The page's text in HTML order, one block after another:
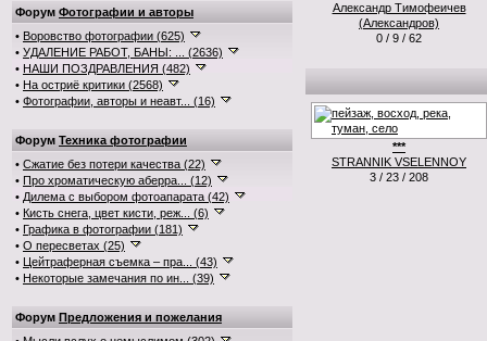
Форум Фотографии и авторы
• Воровство фотографии (625)
• УДАЛЕНИЕ РАБОТ, БАНЫ: ... (2636)
• НАШИ ПОЗДРАВЛЕНИЯ (482)
• На остриё критики (2568)
• Фотографии, авторы и неавт... (16)
Форум Техника фотографии
• Сжатие без потери качества (22)
• Про хроматическую аберра... (12)
• Дилема с выбором фотоапарата (42)
• Кисть снега, цвет кисти, реж... (6)
• Графика в фотографии (181)
• О пересветах (25)
• Цейтраферная съемка – пра... (43)
• Некоторые замечания по ин... (39)
Форум Предложения и пожелания
Александр Тимофеичев
(Александров)
0 / 9 / 62
***
STRANNIK VSELENNOY
3 / 23 / 208